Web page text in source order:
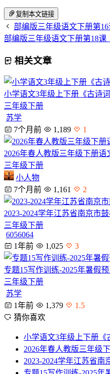
复制本文链接
部编版三年级语文下册第
部编版三年级语文下册第18课
相关文章
小学语文3年级上下册《古诗
三年级下册
苏学
7个月前
1,189 1
2026年春人教版三年级下册
三年级下册
小人物
7个月前
1,161 2
2023-2024学年江苏省南京市
三年级下册
6056064
1年前
1,025 3
专题15写作训练-2025年暑假
三年级下册
苏学
1年前
1,379
1.5
猜你喜欢
小学语文3年级上下册
2026年春人教版三年级
2023-2024学年江苏省